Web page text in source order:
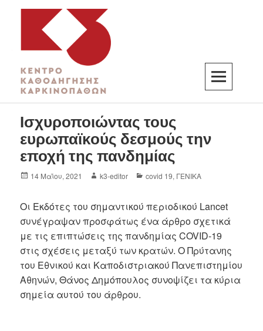
K3
ΚΕΝΤΡΟ ΚΑΘΟΔΗΓΗΣΗΣ ΚΑΡΚΙΝΟΠΑΘΩΝ
Ισχυροποιώντας τους
ευρωπαϊκούς δεσμούς την
εποχή της πανδημίας
14 Μαΐου, 2021 k3-editor covid 19, ΓΕΝΙΚΑ
Οι Εκδότες του σημαντικού περιοδικού Lancet
συνέγραψαν προσφάτως ένα άρθρο σχετικά
με τις επιπτώσεις της πανδημίας COVID-19
στις σχέσεις μεταξύ των κρατών. Ο Πρύτανης
του Εθνικού και Καποδιστριακού Πανεπιστημίου
Αθηνών, Θάνος Δημόπουλος συνοψίζει τα κύρια
σημεία αυτού του άρθρου.